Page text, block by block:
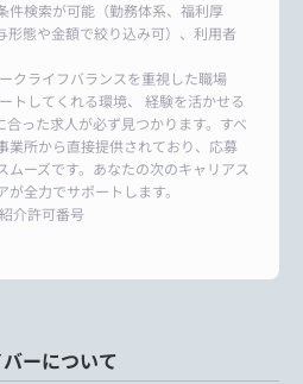
件検索が可能（勤務体系、福利厚
形態や金額で絞り込み可）、利用者
クライフバランスを重視した職場
トしてくれる環境、 経験を活かせる
合った求人が必ず見つかります。すべ
業所から直接提供されており、応募
ムーズです。あなたの次のキャリアス
全力でサポートします。
介許可番号
ーについて